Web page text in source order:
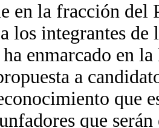
en la fracción del
los integrantes
enmarcado en
a
que
que